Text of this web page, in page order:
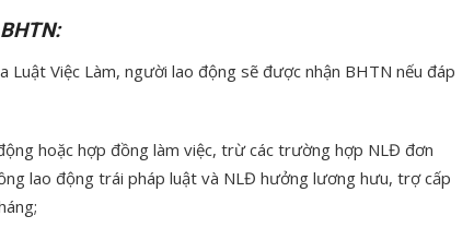
Luật Việc Làm, người lao động sẽ được nhận BHTN nếu đáp
hoặc hợp đồng làm việc, trừ các trường hợp NLĐ đơn
lao động trái pháp luật và NLĐ hưởng lương hưu, trợ cấp